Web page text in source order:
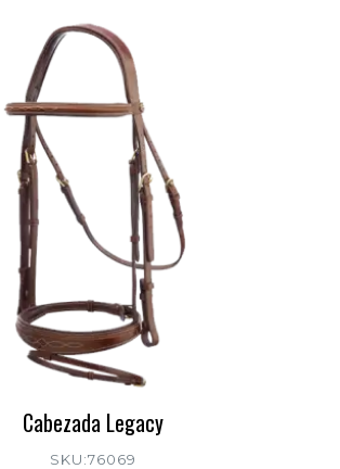
Cabezada Legacy
SKU:76069